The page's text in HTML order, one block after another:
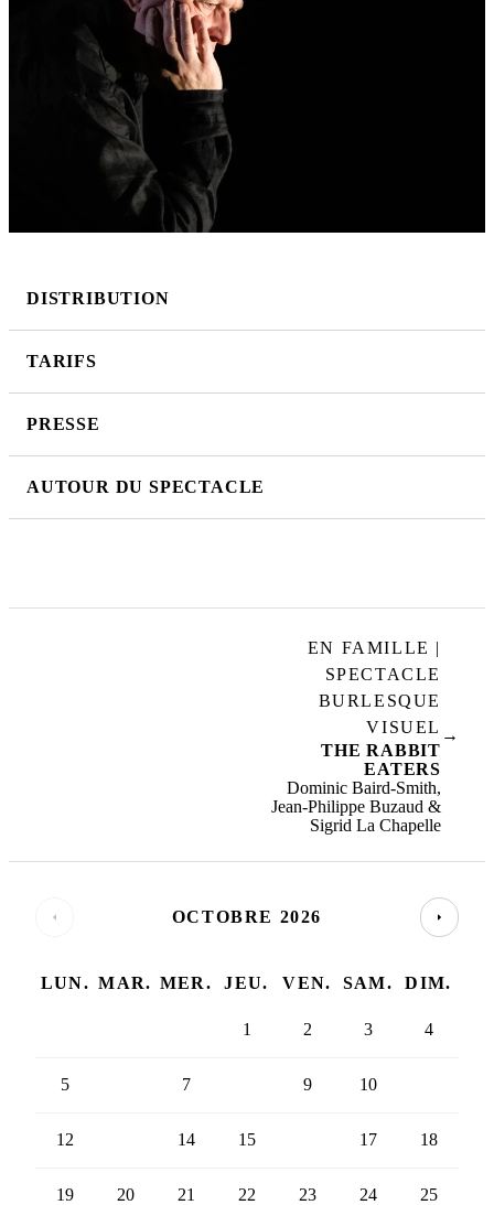
DISTRIBUTION
TARIFS
PRESSE
AUTOUR DU SPECTACLE
→
EN FAMILLE |
SPECTACLE
BURLESQUE
VISUEL
THE RABBIT
EATERS
Dominic Baird-Smith,
Jean-Philippe Buzaud &
Sigrid La Chapelle
OCTOBRE 2026
LUN. MAR. MER. JEU. VEN. SAM. DIM.
1 2 3 4
5 7 9 10
12 14 15 17 18
19 20 21 22 23 24 25